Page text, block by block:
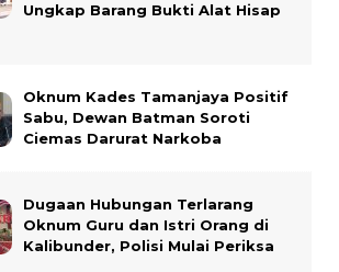
Ungkap Barang Bukti Alat Hisap
Oknum Kades Tamanjaya Positif
Sabu, Dewan Batman Soroti
Ciemas Darurat Narkoba
Dugaan Hubungan Terlarang
Oknum Guru dan Istri Orang di
Kalibunder, Polisi Mulai Periksa